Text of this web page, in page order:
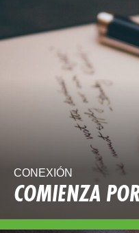
CONEXIÓN
COMIENZA